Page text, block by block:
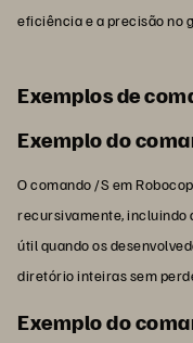
eficiência e a precisão no
Exemplos de
Exemplo do
O comando /S em
recursivamente, incluindo
útil quando os
diretório inteiras sem
Exemplo do